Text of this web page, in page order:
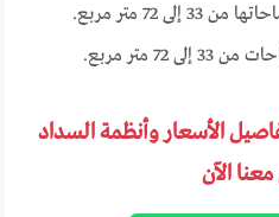
72 متر مربع.
72 متر مربع.
الأسعار وأنظمة السداد
الآن